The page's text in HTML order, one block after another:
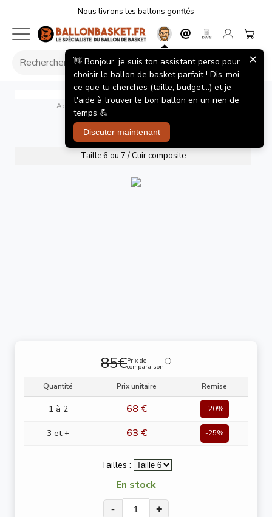
Nous livrons les ballons gonflés
Spalding
Accueil/ Ballons de basket /TF-1000 Precision
TF-1000 Precision
Taille 6 ou 7 / Cuir composite
85€Prix de
comparaison
Quantité Prix unitaire Remise
1 à 2 68 € -20%
3 et + 63 € -25%
Tailles :
En stock
- +
👋 Bonjour, je suis ton assistant perso pour
choisir le ballon de basket parfait ! Dis-moi
ce que tu cherches (taille, budget...) et je
t'aide à trouver le bon ballon en un rien de
temps 💪
Discuter maintenant
×